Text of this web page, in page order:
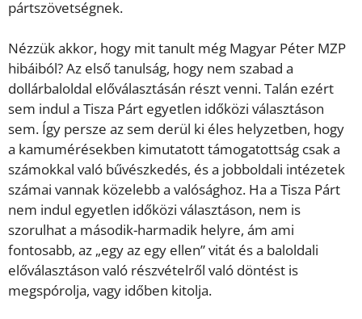
pártszövetségnek.
Nézzük akkor, hogy mit tanult még Magyar Péter MZP
hibáiból? Az első tanulság, hogy nem szabad a
dollárbaloldal előválasztásán részt venni. Talán ezért
sem indul a Tisza Párt egyetlen időközi választáson
sem. Így persze az sem derül ki éles helyzetben, hogy
a kamumérésekben kimutatott támogatottság csak a
számokkal való bűvészkedés, és a jobboldali intézetek
számai vannak közelebb a valósághoz. Ha a Tisza Párt
nem indul egyetlen időközi választáson, nem is
szorulhat a második-harmadik helyre, ám ami
fontosabb, az „egy az egy ellen” vitát és a baloldali
előválasztáson való részvételről való döntést is
megspórolja, vagy időben kitolja.